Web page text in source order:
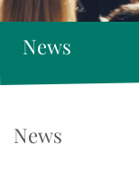
News
News